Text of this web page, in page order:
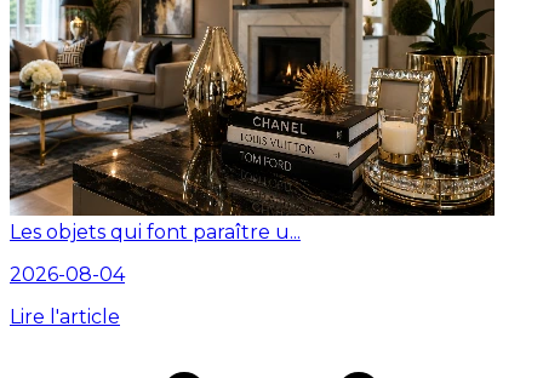
Les objets qui font paraître u...
2026-08-04
Lire l'article